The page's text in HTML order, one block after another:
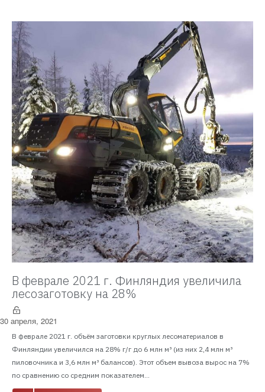
В феврале 2021 г. Финляндия увеличила
лесозаготовку на 28%
30 апреля, 2021
В феврале 2021 г. объём заготовки круглых лесоматериалов в
Финляндии увеличился на 28% г/г до 6 млн м³ (из них 2,4 млн м³
пиловочника и 3,6 млн м³ балансов). Этот объем вывоза вырос на 7%
по сравнению со средним показателем...